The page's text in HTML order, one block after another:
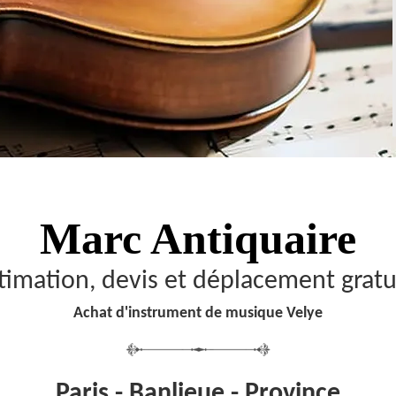
Marc Antiquaire
devis et déplacement
Achat d'instrument de musique Velye